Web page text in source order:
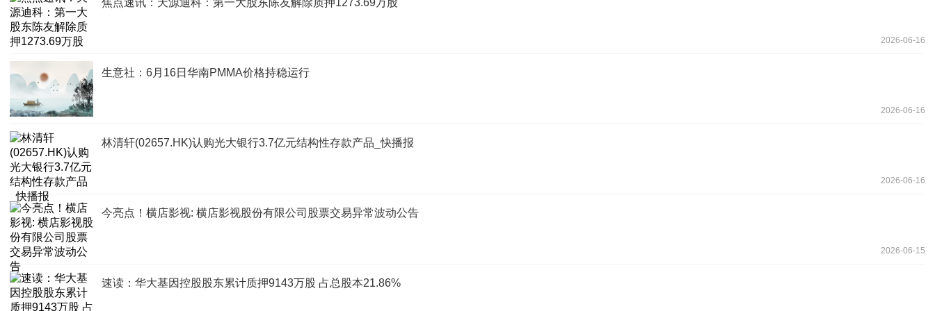
2026-06-16
生意社：6月16日华南PMMA价格持稳运行
2026-06-16
林清轩(02657.HK)认购光大银行3.7亿元结构性存款产品_快播报
2026-06-16
今亮点！横店影视: 横店影视股份有限公司股票交易异常波动公告
2026-06-15
速读：华大基因控股股东累计质押9143万股 占总股本21.86%